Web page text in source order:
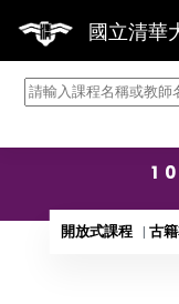
國立清華
【7/31
開放式課程 古